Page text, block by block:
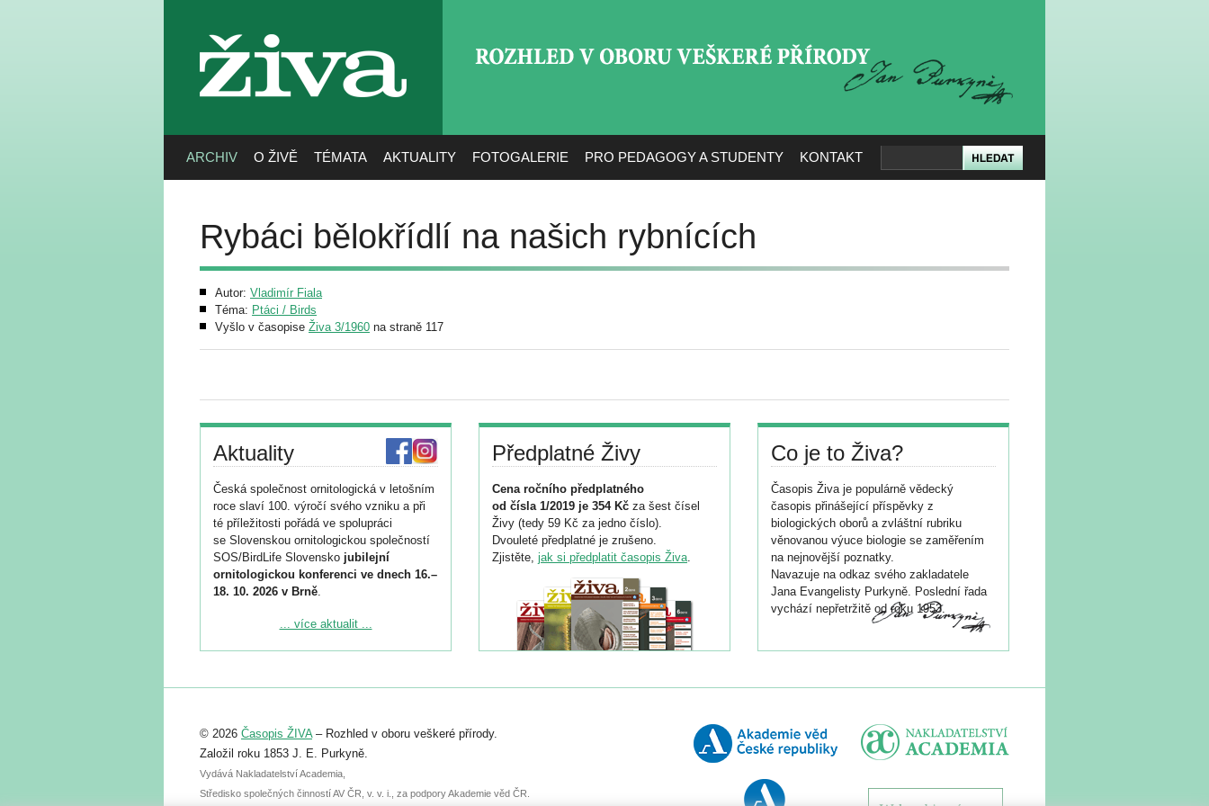
živa
ARCHIV O ŽIVĚ TÉMATA AKTUALITY FOTOGALERIE PRO PEDAGOGY A STUDENTY KONTAKT
Rybáci bělokřídlí na našich rybnících
Autor: Vladimír Fiala
Téma: Ptáci / Birds
Vyšlo v časopise Živa 3/1960 na straně 117
Aktuality
Česká společnost ornitologická v letošním
roce slaví 100. výročí svého vzniku a při
té příležitosti pořádá ve spolupráci
se Slovenskou ornitologickou společností
SOS/BirdLife Slovensko jubilejní
ornitologickou konferenci ve dnech 16.–
18. 10. 2026 v Brně.
Podrobnější informace ke konferenci
Registrovat se můžete do 6. září.
abstraktu přihlášené přednášky nebo
posteru je už 30. června.
... více aktualit ...
Předplatné Živy
Cena ročního předplatného
od čísla 1/2019 je 354 Kč za šest čísel
Živy (tedy 59 Kč za jedno číslo).
Dvouleté předplatné je zrušeno.
Zjistěte, jak si předplatit časopis Živa.
Co je to Živa?
Časopis Živa je populárně vědecký
časopis přinášející příspěvky z
biologických oborů a zvláštní rubriku
věnovanou výuce biologie se zaměřením
na nejnovější poznatky.
Navazuje na odkaz svého zakladatele
Jana Evangelisty Purkyně. Poslední řada
vychází nepřetržitě od roku 1953.
© 2026 Časopis ŽIVA– Rozhled v oboru veškeré přírody.
Založil roku 1853 J. E. Purkyně.
Vydává Nakladatelství Academia,
Středisko společných činností AV ČR, v. v. i., za podpory Akademie věd ČR.